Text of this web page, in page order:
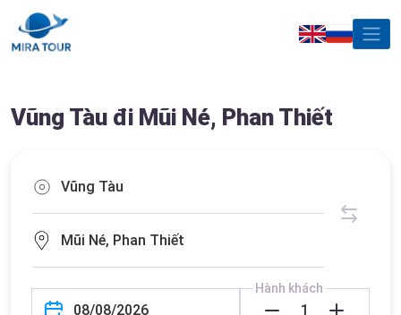
Vũng Tàu đi Mũi Né, Phan Thiết
Hành khách